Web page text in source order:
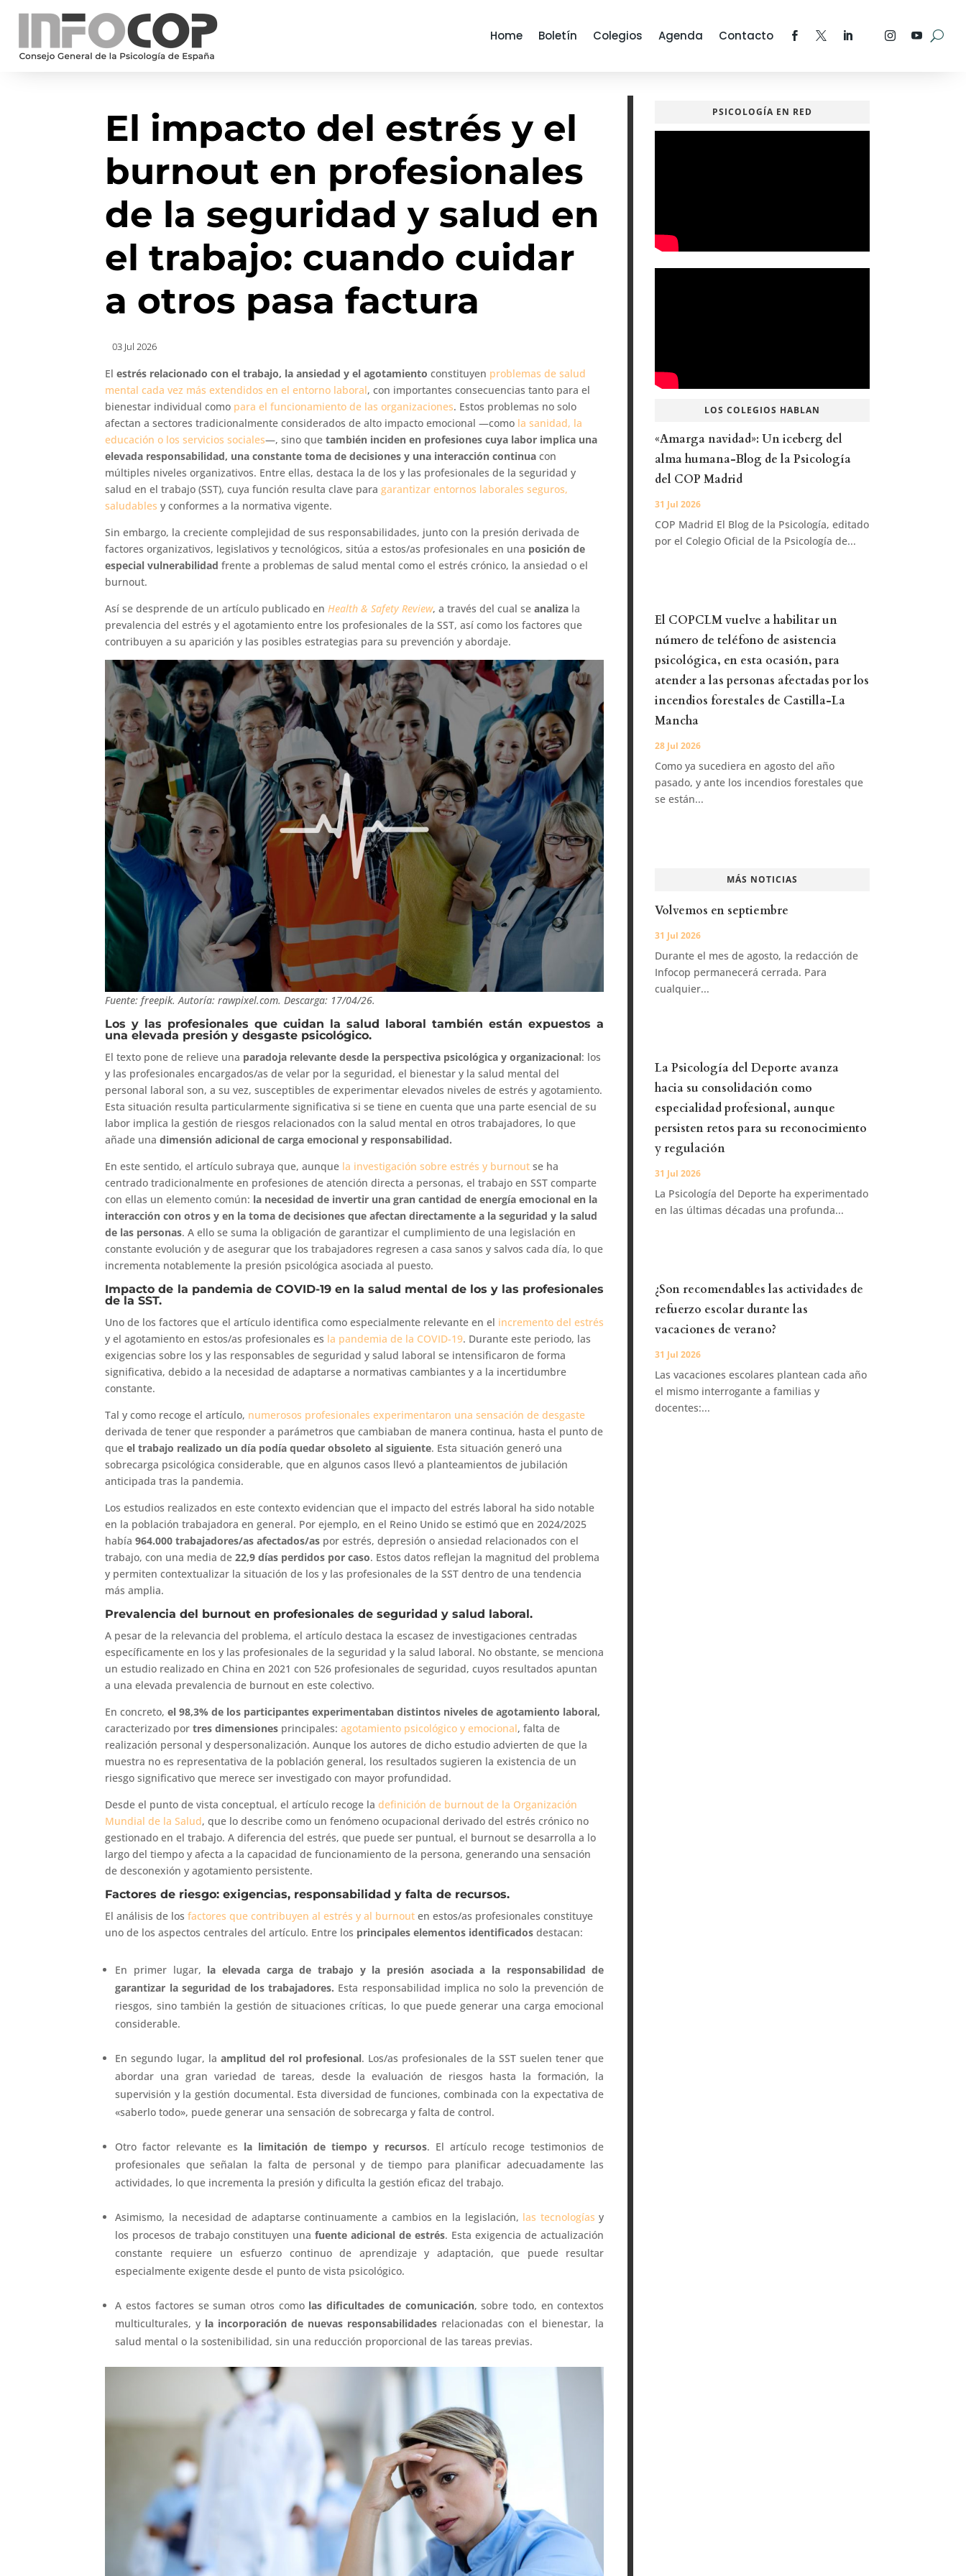
Home Boletín Colegios Agenda Contacto
El impacto del estrés y el
burnout en profesionales
de la seguridad y salud en
el trabajo: cuando cuidar
a otros pasa factura
03 Jul 2026
Elestrés relacionado con el trabajo, la ansiedad y el agotamiento constituyen problemas de salud
mental cada vez más extendidos en el entorno laboral, con importantes consecuencias tanto para el
bienestar individual como para el funcionamiento de las organizaciones. Estos problemas no solo
afectan a sectores tradicionalmente considerados de alto impacto emocional —como la sanidad, la
educación o los servicios sociales—, sino que también inciden en profesiones cuya labor implica una
elevada responsabilidad, una constante toma de decisiones y una interacción continuacon
múltiples niveles organizativos. Entre ellas, destaca la de los y las profesionales de la seguridad y
salud en el trabajo (SST), cuya función resulta clave paragarantizar entornos laborales seguros,
saludables y conformes a la normativa vigente.
Sin embargo, la creciente complejidad de sus responsabilidades, junto con la presión derivada de
factores organizativos, legislativos y tecnológicos, sitúa a estos/as profesionales en una posición de
especial vulnerabilidad frente a problemas de salud mental como el estrés crónico, la ansiedad o el
burnout.
Así se desprende de un artículo publicado en Health & Safety Review, a través del cual seanaliza la
prevalencia del estrés y el agotamiento entre los profesionales de la SST, así como los factores que
contribuyen a su aparición y las posibles estrategias para su prevención y abordaje.
Fuente: freepik. Autoría: rawpixel.com. Descarga: 17/04/26.
Los y las profesionales que cuidan la salud laboral también están expuestos a
una elevada presión y desgaste psicológico.
El texto pone de relieve una paradoja relevante desde la perspectiva psicológica y organizacional: los
y las profesionales encargados/as de velar por la seguridad, el bienestar y la salud mental del
personal laboral son, a su vez, susceptibles de experimentar elevados niveles de estrés y agotamiento.
Esta situación resulta particularmente significativa si se tiene en cuenta que una parte esencial de su
labor implica la gestión de riesgos relacionados con la salud mental en otros trabajadores, lo que
añade unadimensión adicional de carga emocional y responsabilidad.
En este sentido, el artículo subraya que, aunque la investigación sobre estrés y burnout se ha
centrado tradicionalmente en profesiones de atención directa a personas, el trabajo en SST comparte
con ellas un elemento común: la necesidad de invertir una gran cantidad de energía emocional en la
interacción con otros y en la toma de decisiones que afectan directamente a la seguridad y la salud
de las personas. A ello se suma la obligación de garantizar el cumplimiento de una legislación en
constante evolución y de asegurar que los trabajadores regresen a casa sanos y salvos cada día, lo que
incrementa notablemente la presión psicológica asociada al puesto.
Impacto de la pandemia de COVID-19 en la salud mental de los y las profesionales
de la SST.
Uno de los factores que el artículo identifica como especialmente relevante en el incremento del estrés
y el agotamiento en estos/as profesionales es la pandemia de la COVID-19. Durante este periodo, las
exigencias sobre los y las responsables de seguridad y salud laboral se intensificaron de forma
significativa, debido a la necesidad de adaptarse a normativas cambiantes y a la incertidumbre
constante.
Tal y como recoge el artículo, numerosos profesionales experimentaron una sensación de desgaste
derivada de tener que responder a parámetros que cambiaban de manera continua, hasta el punto de
queel trabajo realizado un día podía quedar obsoleto al siguiente. Esta situación generó una
sobrecarga psicológica considerable, que en algunos casos llevó a planteamientos de jubilación
anticipada tras la pandemia.
Los estudios realizados en este contexto evidencian que el impacto del estrés laboral ha sido notable
en la población trabajadora en general. Por ejemplo, en el Reino Unido se estimó que en 2024/2025
había964.000 trabajadores/as afectados/as por estrés, depresión o ansiedad relacionados con el
trabajo, con una media de22,9 días perdidos por caso. Estos datos reflejan la magnitud del problema
y permiten contextualizar la situación de los y las profesionales de la SST dentro de una tendencia
más amplia.
Prevalencia del burnout en profesionales de seguridad y salud laboral.
A pesar de la relevancia del problema, el artículo destaca la escasez de investigaciones centradas
específicamente en los y las profesionales de la seguridad y la salud laboral. No obstante, se menciona
un estudio realizado en China en 2021 con 526 profesionales de seguridad, cuyos resultados apuntan
a una elevada prevalencia de burnout en este colectivo.
En concreto, el 98,3% de los participantes experimentaban distintos niveles de agotamiento laboral,
caracterizado portres dimensiones principales:agotamiento psicológico y emocional, falta de
realización personal y despersonalización. Aunque los autores de dicho estudio advierten de que la
muestra no es representativa de la población general, los resultados sugieren la existencia de un
riesgo significativo que merece ser investigado con mayor profundidad.
Desde el punto de vista conceptual, el artículo recoge ladefinición de burnout de la Organización
Mundial de la Salud, que lo describe como un fenómeno ocupacional derivado del estrés crónico no
gestionado en el trabajo. A diferencia del estrés, que puede ser puntual, el burnout se desarrolla a lo
largo del tiempo y afecta a la capacidad de funcionamiento de la persona, generando una sensación
de desconexión y agotamiento persistente.
Factores de riesgo: exigencias, responsabilidad y falta de recursos.
El análisis de losfactores que contribuyen al estrés y al burnout en estos/as profesionales constituye
uno de los aspectos centrales del artículo. Entre los principales elementos identificados destacan:
En primer lugar, la elevada carga de trabajo y la presión asociada a la responsabilidad de
garantizar la seguridad de los trabajadores. Esta responsabilidad implica no solo la prevención de
riesgos, sino también la gestión de situaciones críticas, lo que puede generar una carga emocional
considerable.
En segundo lugar, la amplitud del rol profesional. Los/as profesionales de la SST suelen tener que
abordar una gran variedad de tareas, desde la evaluación de riesgos hasta la formación, la
supervisión y la gestión documental. Esta diversidad de funciones, combinada con la expectativa de
«saberlo todo», puede generar una sensación de sobrecarga y falta de control.
Otro factor relevante es la limitación de tiempo y recursos. El artículo recoge testimonios de
profesionales que señalan la falta de personal y de tiempo para planificar adecuadamente las
actividades, lo que incrementa la presión y dificulta la gestión eficaz del trabajo.
Asimismo, la necesidad de adaptarse continuamente a cambios en la legislación, las tecnologías y
los procesos de trabajo constituyen unafuente adicional de estrés. Esta exigencia de actualización
constante requiere un esfuerzo continuo de aprendizaje y adaptación, que puede resultar
especialmente exigente desde el punto de vista psicológico.
A estos factores se suman otros como las dificultades de comunicación, sobre todo, en contextos
multiculturales, y la incorporación de nuevas responsabilidades relacionadas con el bienestar, la
salud mental o la sostenibilidad, sin una reducción proporcional de las tareas previas.
PSICOLOGÍA EN RED
LOS COLEGIOS HABLAN
«Amarga navidad»: Un iceberg del
alma humana-Blog de la Psicología
del COP Madrid
31 Jul 2026
COP Madrid El Blog de la Psicología, editado
por el Colegio Oficial de la Psicología de...
El COPCLM vuelve a habilitar un
número de teléfono de asistencia
psicológica, en esta ocasión, para
atender a las personas afectadas por los
incendios forestales de Castilla-La
Mancha
28 Jul 2026
Como ya sucediera en agosto del año
pasado, y ante los incendios forestales que
se están...
MÁS NOTICIAS
Volvemos en septiembre
31 Jul 2026
Durante el mes de agosto, la redacción de
Infocop permanecerá cerrada. Para
cualquier...
La Psicología del Deporte avanza
hacia su consolidación como
especialidad profesional, aunque
persisten retos para su reconocimiento
y regulación
31 Jul 2026
La Psicología del Deporte ha experimentado
en las últimas décadas una profunda...
¿Son recomendables las actividades de
refuerzo escolar durante las
vacaciones de verano?
31 Jul 2026
Las vacaciones escolares plantean cada año
el mismo interrogante a familias y
docentes:...